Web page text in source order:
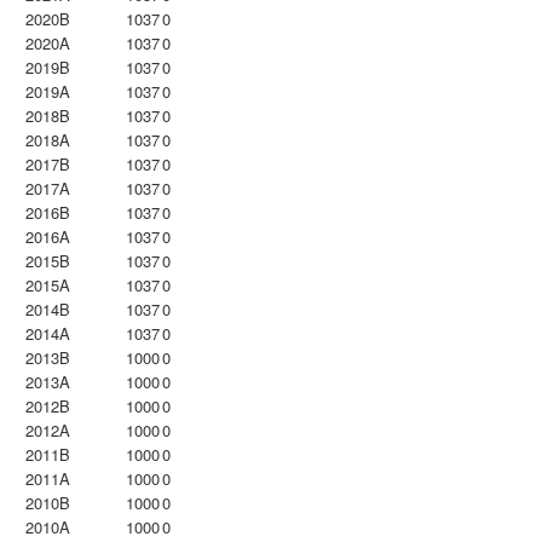
2020B
10370
2020A
10370
2019B
10370
2019A
10370
2018B
10370
2018A
10370
2017B
10370
2017A
10370
2016B
10370
2016A
10370
2015B
10370
2015A
10370
2014B
10370
2014A
10370
2013B
10000
2013A
10000
2012B
10000
2012A
10000
2011B
10000
2011A
10000
2010B
10000
2010A
10000